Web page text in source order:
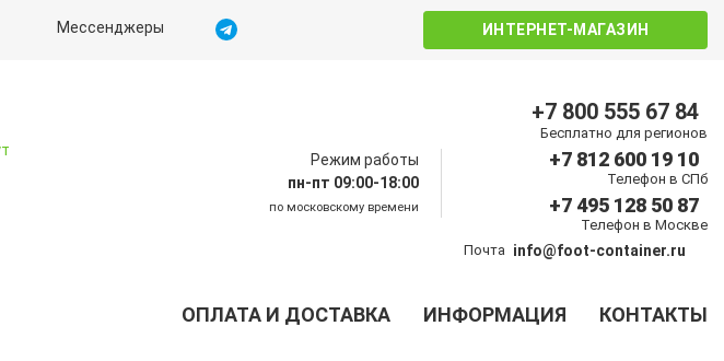
Мессенджеры ИНТЕРНЕТ-МАГАЗИН
Режим работы
пн-пт 09:00-18:00
по московскому времени
Бесплатно для регионов
+7 800 555 67 84
Телефон в СПб
+7 812 600 19 10
Телефон в Москве
+7 495 128 50 87
Почта info@foot-container.ru
ОПЛАТА И ДОСТАВКА ИНФОРМАЦИЯ КОНТАКТЫ